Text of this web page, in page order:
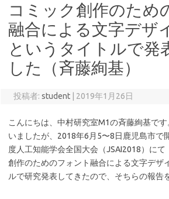
コミック創作のため
融合による文字デザ
というタイトルで発
した（斉藤絢基）
投稿者: student 2019年1月26日
こんにちは、中村研究室M1の斉藤絢基で
いましたが、2018年6月5〜8日鹿児島市で
度人工知能学会全国大会（JSAI2018）にて
創作のためのフォント融合による文字デザ
ルで研究発表してきたので、そちらの報告